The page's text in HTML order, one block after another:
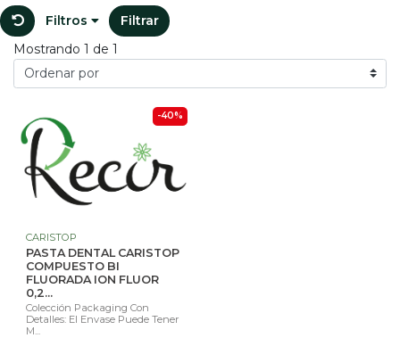
Filtros
Filtrar
Mostrando 1 de 1
-40%
CARISTOP
PASTA DENTAL CARISTOP
COMPUESTO BI
FLUORADA ION FLUOR
0,2...
Colección Packaging Con
Detalles: El Envase Puede Tener
M...